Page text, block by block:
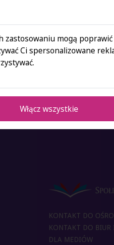
uczelni dostępne są plakaty
Zachęcamy do
KONTAKT DO
KONTAKT DO BIUR
DLA MEDIÓW
zastosowaniu mogą poprawić
Ci spersonalizowane
Włącz wszystkie